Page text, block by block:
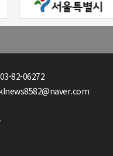
82-06272